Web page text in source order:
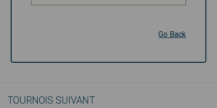
Go Back
TOURNOIS SUIVANT